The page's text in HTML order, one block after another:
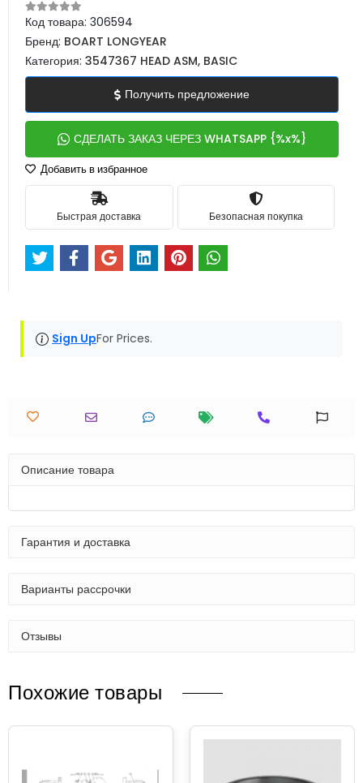
Код товара: 306594
Бренд: BOART LONGYEAR
Категория: 3547367 HEAD ASM, BASIC
Получить предложение
СДЕЛАТЬ ЗАКАЗ ЧЕРЕЗ WHATSAPP {%x%}
Добавить в избранное
Быстрая доставка Безопасная покупка
Sign UpFor Prices.
Описание товара
Гарантия и доставка
Варианты рассрочки
Отзывы
Похожие товары